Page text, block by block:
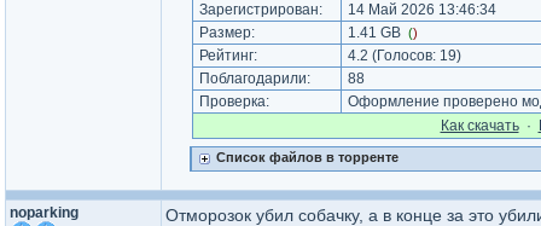
Зарегистрирован:
14 Май 2026 13:46:34
Размер:
1.41 GB ()
Рейтинг: 4.2 (Голосов: 19)
Поблагодарили:
88
Проверка:
Оформление проверено
Как cкачать·
Список файлов в торренте
noparking
Отморозок убил собачку, а в конце за это